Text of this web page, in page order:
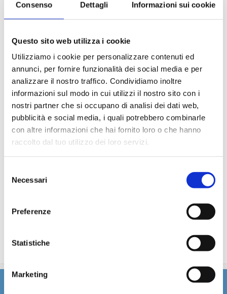
Consenso Dettagli Informazioni sui cookie
Questo sito web utilizza i cookie
Utilizziamo i cookie per personalizzare contenuti ed
annunci, per fornire funzionalità dei social media e per
analizzare il nostro traffico. Condividiamo inoltre
informazioni sul modo in cui utilizzi il nostro sito con i
nostri partner che si occupano di analisi dei dati web,
pubblicità e social media, i quali potrebbero combinarle
con altre informazioni che hai fornito loro o che hanno
raccolto dal tuo utilizzo dei loro servizi.
delNecessari
Preferenze
Statistiche
Marketing
Le quote di servizio (mance)
Il trattamento di pensione completa a bordo (colazione,
Bevande a dispenser, serata di Gala con menù
La partecipazione a tutte le attività di animazione
(giochi, concorsi, tornei, feste, serate a tema).
Gli spettacoli musicali o di cabaret nel teatro di bordo, i
balli e le feste in programma tutte le sere durante la
crociera.
L'utilizzo di tutte le attrezzature della nave: piscine,
lettini, teli mare, palestra, vasche idromassaggio,
biblioteca, discoteca.
Le bevande, le escursioni a terra nel corso della crociera,
Tasse portuali
trattamenti estetici, medico, navigazione internet,
lavanderia).